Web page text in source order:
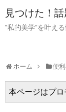
見つけた！
”私的美学”を叶え
ホーム 便
本ページはプ